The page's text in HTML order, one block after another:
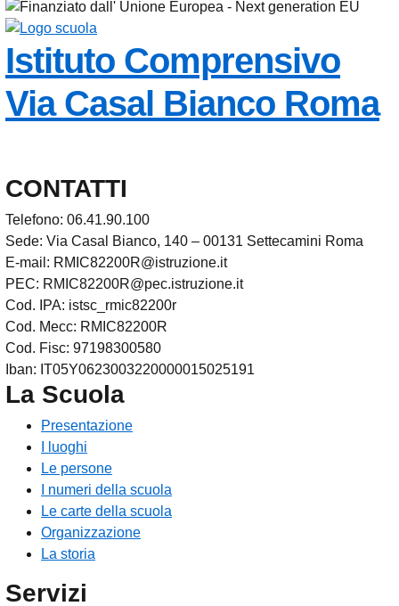
Istituto Comprensivo
Via Casal Bianco Roma
CONTATTI
Telefono: 06.41.90.100
Sede: Via Casal Bianco, 140 – 00131 Settecamini Roma
E-mail: RMIC82200R@istruzione.it
PEC: RMIC82200R@pec.istruzione.it
Cod. IPA: istsc_rmic82200r
Cod. Mecc: RMIC82200R
Cod. Fisc: 97198300580
Iban: IT05Y0623003220000015025191
La Scuola
Presentazione
I luoghi
Le persone
I numeri della scuola
Le carte della scuola
Organizzazione
La storia
Servizi